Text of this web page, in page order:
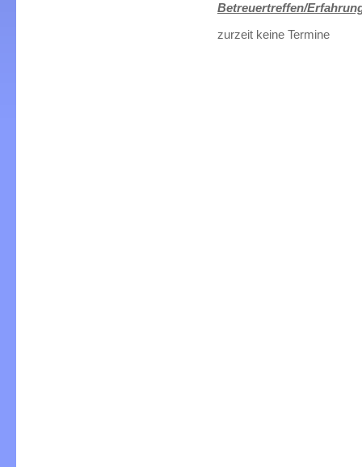
Betreuertreffen/
zurzeit keine Termine